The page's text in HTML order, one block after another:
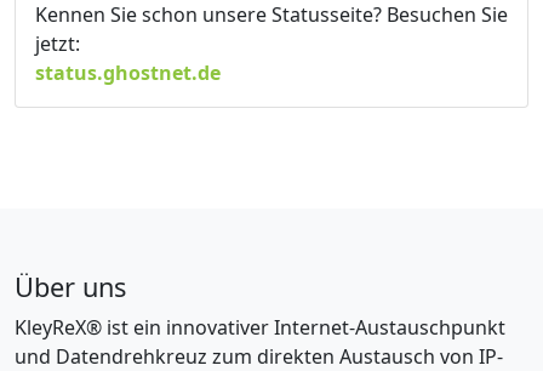
Kennen Sie schon unsere Statusseite? Besuchen Sie
jetzt:
status.ghostnet.de
Über uns
KleyReX® ist ein innovativer Internet-Austauschpunkt
und Datendrehkreuz zum direkten Austausch von IP-